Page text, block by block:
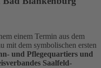
einem Termin aus dem
mit dem symbolischen ersten
und Pflegequartiers und
Saalfeld-